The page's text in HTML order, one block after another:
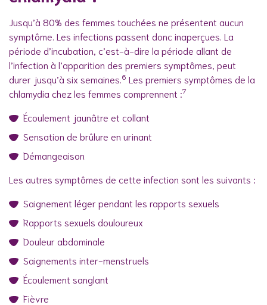
Jusqu’à 80% des femmes touchées ne présentent aucun
symptôme. Les infections passent donc inaperçues. La
période d’incubation, c’est-à-dire la période allant de
l’infection à l’apparition des premiers symptômes, peut
durer jusqu’à six semaines. 6 Les premiers symptômes de la
chlamydia chez les femmes comprennent :7
Écoulement jaunâtre et collant
Sensation de brûlure en urinant
Démangeaison
Les autres symptômes de cette infection sont les suivants :
Saignement léger pendant les rapports sexuels
Rapports sexuels douloureux
Douleur abdominale
Saignements inter-menstruels
Écoulement sanglant
Fièvre